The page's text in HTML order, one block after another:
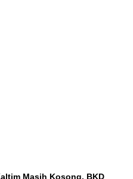
Masih Kosong, BKD